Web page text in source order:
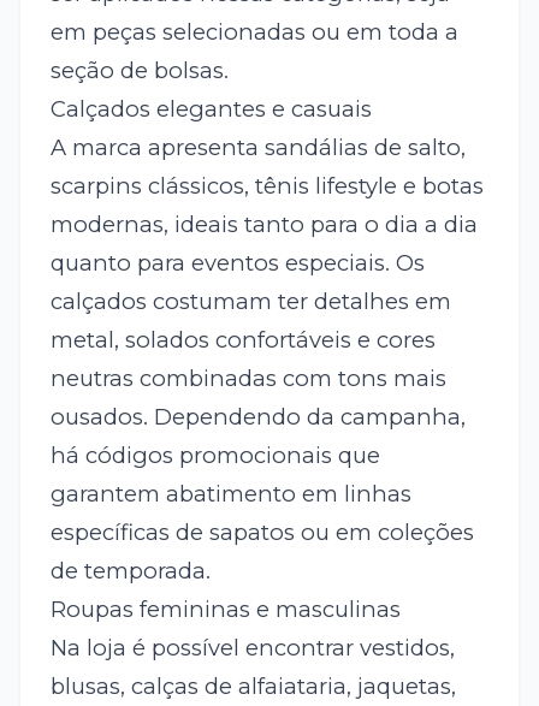
em peças selecionadas ou em toda a
seção de bolsas.
Calçados elegantes e casuais
A marca apresenta sandálias de salto,
scarpins clássicos, tênis lifestyle e botas
modernas, ideais tanto para o dia a dia
quanto para eventos especiais. Os
calçados costumam ter detalhes em
metal, solados confortáveis e cores
neutras combinadas com tons mais
ousados. Dependendo da campanha,
há códigos promocionais que
garantem abatimento em linhas
específicas de sapatos ou em coleções
de temporada.
Roupas femininas e masculinas
Na loja é possível encontrar vestidos,
blusas, calças de alfaiataria, jaquetas,